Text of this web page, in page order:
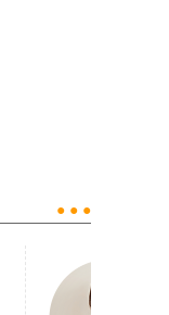
● ● ●